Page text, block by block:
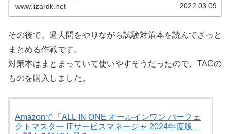
www.lizardk.net 2022.03.09
その後で、過去問をやりながら試験対策本を読んでざっと
まとめる作戦です。
対策本はまとまっていて使いやすそうだったので、TACの
ものを購入しました。
Amazonで「ALL IN ONE オールインワン パーフェ
クトマスター ITサービスマネージャ 2024年度版」